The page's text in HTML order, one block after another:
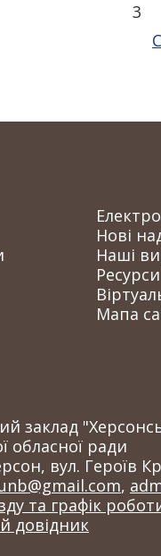
3
Нові
Наші
Мапа
заклад
обласної ради
вул. Героїв
,
та графік
довідник